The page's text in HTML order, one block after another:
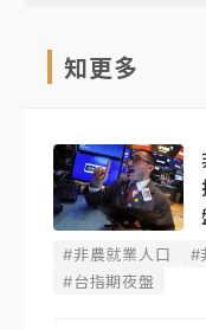
知更多
#非農就業人口 #
#台指期夜盤